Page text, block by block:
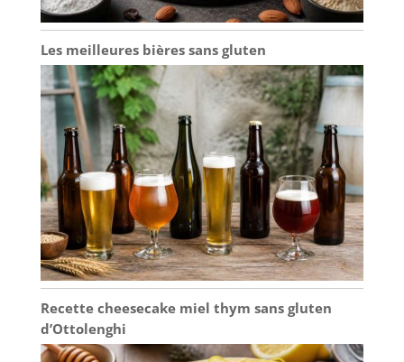
divers scènes et styles
: Le design noir
classique est simple et
élégant, qui peut
facilement s'intégrer
dans divers styles de
décoration de cuisine
et de table. Qu ' il soit
associé à une vaisselle
moderne minimaliste,
nordique ou rétro, il a
l'air harmonieux et
beau, améliorant
l'atmosphère générale
de la salle à manger et
rendant votre table à
Conception
Les meilleures bières sans gluten
Recette cheesecake miel thym sans gluten
d’Ottolenghi